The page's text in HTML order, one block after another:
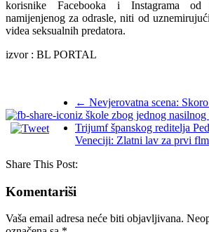
korisnike Facebooka i Instagrama od
namijenjenog za odrasle, niti od
videa seksualnih predatora.
izvor : BL PORTAL
← Nevjerovatna scena:
iz škole zbog jednog
Trijumf španskog reditelja
Veneciji: Zlatni lav za prvi
Share This Post:
Komentariši
Vaša email adresa neće biti objavljivana.